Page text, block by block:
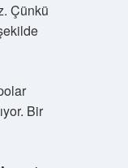
Çünkü
Bir